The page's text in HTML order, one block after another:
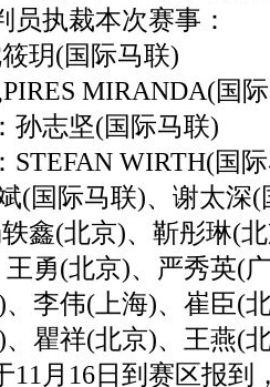
员执裁本次赛事：
玥(国际马联)
MIRANDA(国
志坚(国际马联)
WIRTH(国
际马联)、谢太深(
(北京)、靳彤琳(北
(北京)、严秀英(广
伟(上海)、崔臣(北
瞿祥(北京)、王燕(
月16日到赛区报到